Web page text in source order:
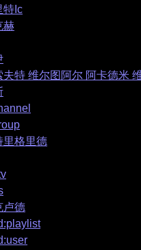
特Ic
赫
夫特 维尔图阿尔 阿卡德米
里格里德
卢德